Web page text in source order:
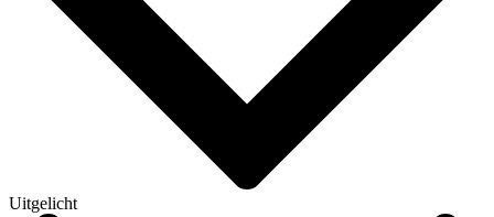
Uitgelicht